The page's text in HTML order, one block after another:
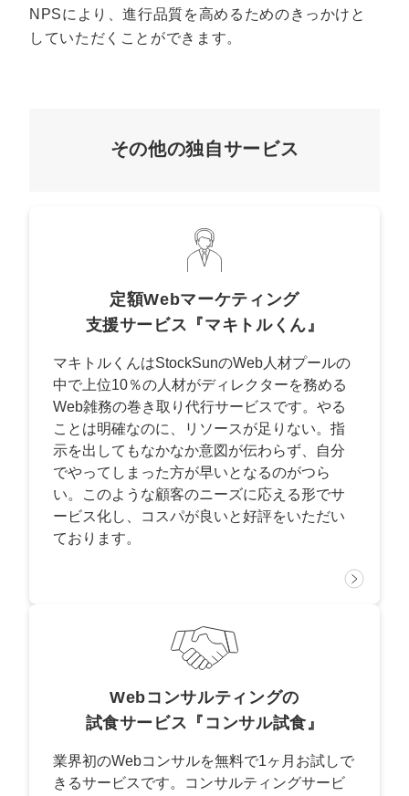
NPSにより、進行品質を高めるためのきっかけと
していただくことができます。
その他の独自サービス
定額Webマーケティング
支援サービス『マキトルくん』
マキトルくんはStockSunのWeb人材プールの
中で上位10％の人材がディレクターを務める
Web雑務の巻き取り代行サービスです。やる
ことは明確なのに、リソースが足りない。指
示を出してもなかなか意図が伝わらず、自分
でやってしまった方が早いとなるのがつら
い。このような顧客のニーズに応える形でサ
ービス化し、コスパが良いと好評をいただい
ております。
Webコンサルティングの
試食サービス『コンサル試食』
業界初のWebコンサルを無料で1ヶ月お試しで
きるサービスです。コンサルティングサービ